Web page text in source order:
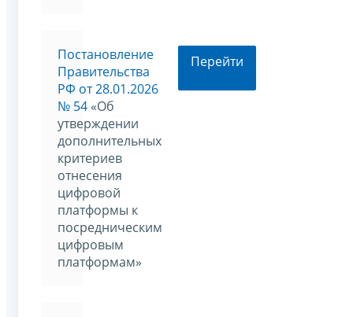
Постановление
Правительства
РФ от 28.01.2026
№ 54 «Об
утверждении
дополнительных
критериев
отнесения
цифровой
платформы к
посредническим
цифровым
платформам»
Перейти